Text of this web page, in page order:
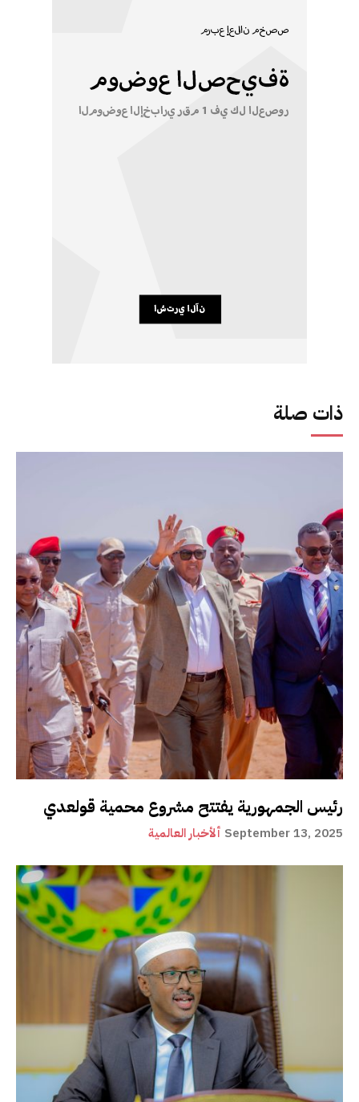
ذات صلة
رئيس الجمهورية يفتتح مشروع محمية قولعدي
ألأخبار العالمية September 13, 2025